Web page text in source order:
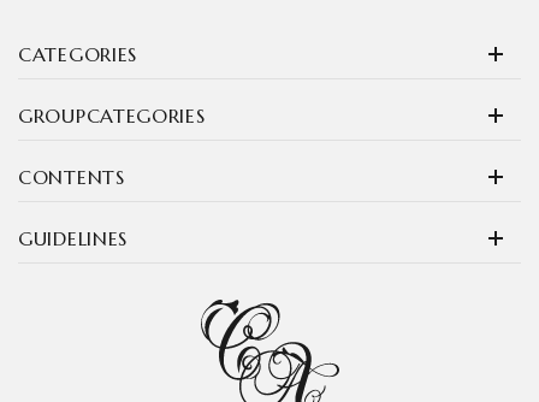
CATEGORIES
GROUPCATEGORIES
CONTENTS
GUIDELINES